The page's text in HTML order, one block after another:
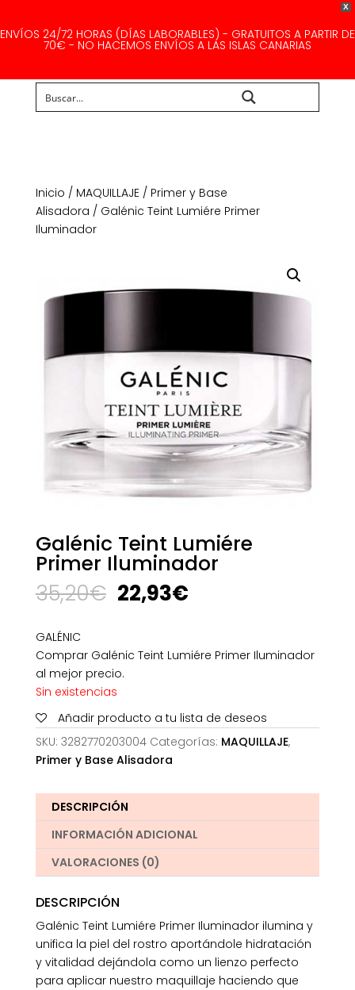
X
ENVÍOS 24/72 HORAS (DÍAS LABORABLES) - GRATUITOS A PARTIR DE
70€ - NO HACEMOS ENVÍOS A LAS ISLAS CANARIAS
Inicio / MAQUILLAJE/ Primer y Base
Alisadora / Galénic Teint Lumiére Primer
Iluminador
Galénic Teint Lumiére
Primer Iluminador
35,20€ El
precio
era:
35,20€.
22,93€El
es:
22,93€.
GALÉNIC
Comprar Galénic Teint Lumiére Primer Iluminador
al mejor precio.
Sin existencias
Añadir producto a tu lista de deseos
SKU: 3282770203004 Categorías: MAQUILLAJE,
Primer y Base Alisadora
DESCRIPCIÓN
INFORMACIÓN ADICIONAL
VALORACIONES (0)
DESCRIPCIÓN
Galénic Teint Lumiére Primer Iluminador ilumina y
unifica la piel del rostro aportándole hidratación
y vitalidad dejándola como un lienzo perfecto
para aplicar nuestro maquillaje haciendo que